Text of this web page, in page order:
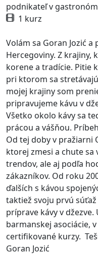
podnikateľ v
1 kurz
Volám sa Goran Jozić a
Hercegoviny. Z krajiny,
korene a tradície. Pitie
pri ktorom sa
mojej krajiny som
pripravujeme kávu v
Všetko okolo kávy sa
prácou a vášňou.
Od tej doby v pražiarni
ktorej zmesi a chute sa
trendov, ale aj podľa
zákazníkov. Od roku
ďalších s kávou
taktiež svoju prvú
príprave kávy v
barmanskej asociácie,
certifikované kurzy.
Goran Jozić